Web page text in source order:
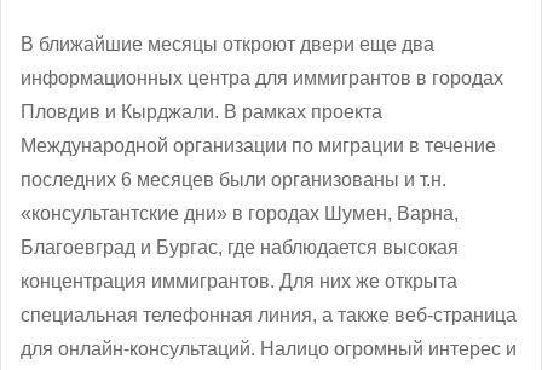
В ближайшие месяцы откроют двери еще два
информационных центра для иммигрантов в городах
Пловдив и Кырджали. В рамках проекта
Международной организации по миграции в течение
последних 6 месяцев были организованы и т.н.
«консультантские дни» в городах Шумен, Варна,
Благоевград и Бургас, где наблюдается высокая
концентрация иммигрантов. Для них же открыта
специальная телефонная линия, а также веб-страница
для онлайн-консультаций. Налицо огромный интерес и